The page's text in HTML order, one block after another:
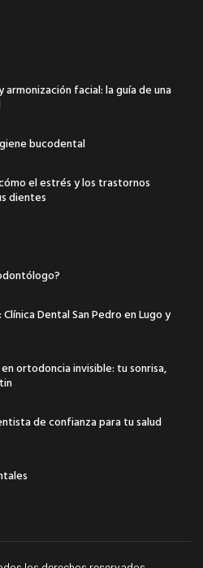
facial: la guía de una
bucodental
el estrés y los trastornos
dientes
Dental San Pedro en Lugo y
ortodoncia invisible: tu sonrisa,
de confianza para tu salud